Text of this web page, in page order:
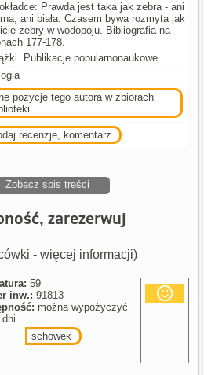
Prawda jest taka jak zebra - ani
ani biała. Czasem bywa rozmyta jak
zebry w wodopoju. Bibliografia na
177-178.
Publikacje popularnonaukowe.
pozycje tego autora w zbiorach
recenzje, komentarz
Zobacz spis treści
zarezerwuj
- więcej informacji)
59
inw.: 91813
można wypożyczyć
dni
schowek